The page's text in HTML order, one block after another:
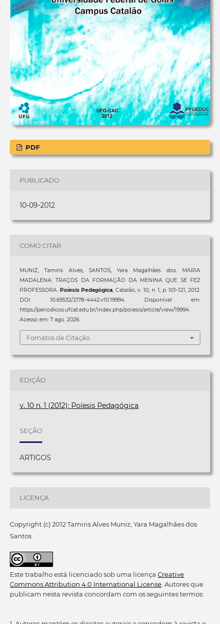
PDF
PUBLICADO
10-09-2012
COMO CITAR
MUNIZ, Tamiris Alves; SANTOS, Yara Magalhães dos. MARIA
MADALENA: TRAÇOS DA FORMAÇÃO DA MENINA QUE SE FEZ
PROFESSORA. Poíesis Pedagógica, Catalão, v. 10, n. 1, p. 101–121, 2012.
DOI: 10.69532/2178-4442.v10.19994. Disponível em:
https://periodicos.ufcat.edu.br/index.php/poiesis/article/view/19994.
Acesso em: 7 ago. 2026.
Fomatos de Citação
EDIÇÃO
v. 10 n. 1 (2012): Poíesis Pedagógica
SEÇÃO
ARTIGOS
LICENÇA
Copyright (c) 2012 Tamiris Alves Muniz, Yara Magalhães dos
Santos
Este trabalho está licenciado sob uma licença Creative
Commons Attribution 4.0 International License. Autores que
publicam nesta revista concordam com os seguintes termos: